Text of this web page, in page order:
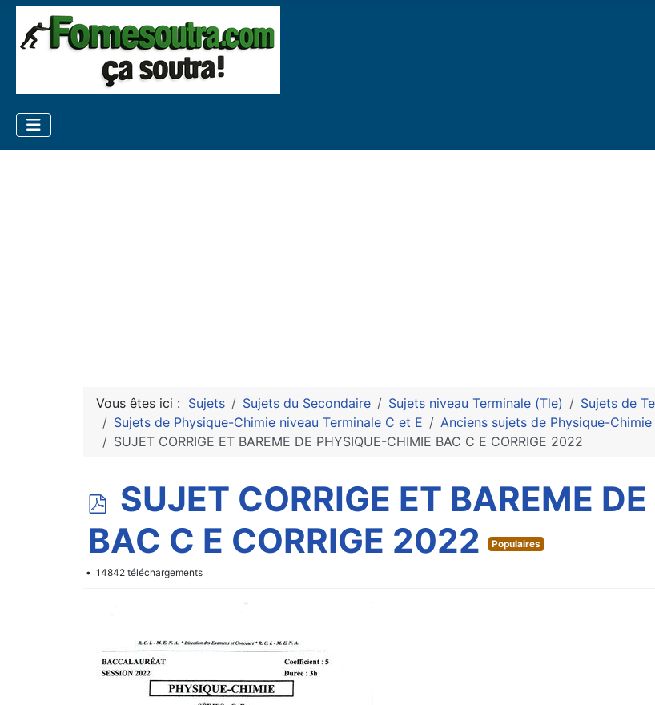
Vous êtes ici : Sujets Sujets du Secondaire Sujets niveau Terminale (Tle)
Sujets de
Sujets de Physique-Chimie niveau Terminale C et E
Anciens sujets de Physique-
SUJET CORRIGE ET BAREME DE PHYSIQUE-CHIMIE BAC C E CORRIGE 2022
p
d
f
SUJET CORRIGE ET BAREME
BAC C E CORRIGE 2022
Populaires
14842 téléchargements